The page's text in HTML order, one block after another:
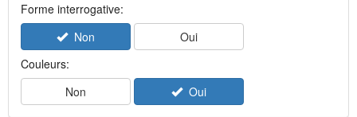
Forme interrogative:
Non
Oui
Couleurs:
Non
Oui